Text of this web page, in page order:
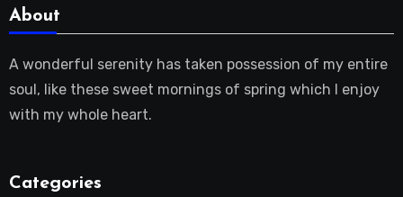
About
A wonderful serenity has taken possession of my entire
soul, like these sweet mornings of spring which I enjoy
with my whole heart.
Categories